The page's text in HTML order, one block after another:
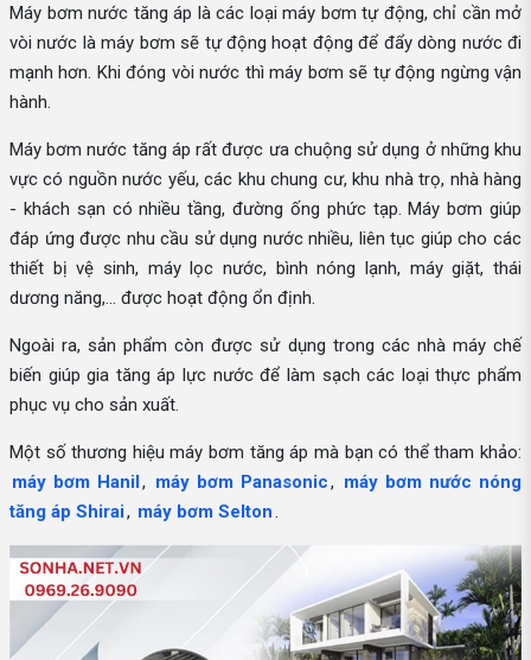
Máy bơm nước tăng áp là các loại máy bơm tự động, chỉ cần mở
vòi nước là máy bơm sẽ tự động hoạt động để đẩy dòng nước đi
mạnh hơn. Khi đóng vòi nước thì máy bơm sẽ tự động ngừng vận
hành.
Máy bơm nước tăng áp rất được ưa chuộng sử dụng ở những khu
vực có nguồn nước yếu, các khu chung cư, khu nhà trọ, nhà hàng
- khách sạn có nhiều tầng, đường ống phức tạp. Máy bơm giúp
đáp ứng được nhu cầu sử dụng nước nhiều, liên tục giúp cho các
thiết bị vệ sinh, máy lọc nước, bình nóng lạnh, máy giặt, thái
dương năng,... được hoạt động ổn định.
Ngoài ra, sản phẩm còn được sử dụng trong các nhà máy chế
biến giúp gia tăng áp lực nước để làm sạch các loại thực phẩm
phục vụ cho sản xuất.
Một số thương hiệu máy bơm tăng áp mà bạn có thể tham khảo:
máy bơm Hanil, máy bơm Panasonic, máy bơm nước nóng
tăng áp Shirai, máy bơm Selton.